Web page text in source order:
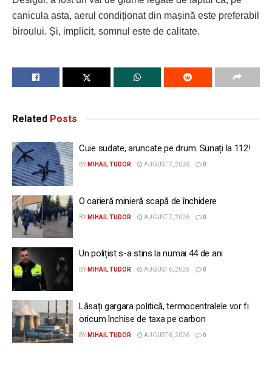
canicula asta, aerul condiționat din mașină este preferabil
biroului. Și, implicit, somnul este de calitate.
Related Posts
Cuie sudate, aruncate pe drum. Sunați la 112!
BY MIHAIL TUDOR AUGUST 7, 2026 0
O carieră minieră scapă de închidere
BY MIHAIL TUDOR AUGUST 7, 2026 0
Un polițist s-a stins la numai 44 de ani
BY MIHAIL TUDOR AUGUST 6, 2026 0
Lăsați gargara politică, termocentralele vor fi
oricum închise de taxa pe carbon
BY MIHAIL TUDOR AUGUST 6, 2026 0